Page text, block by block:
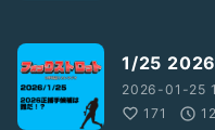
1/25 2026
2026-01-25
171